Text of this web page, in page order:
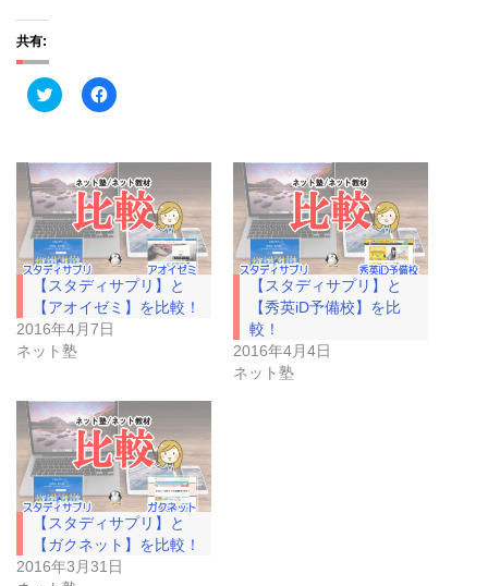
共有:
ク
リ
て
T
w
i
t
t
e
r
で
共
有
(
新
し
い
ン
ド
ウ
で
開
き
ま
す
)
F
a
o
o
k
で
共
有
す
る
に
は
ク
リ
ッ
だ
さ
い
(
新
し
い
ウ
ィ
ン
ド
ウ
で
【スタディサプリ】と
【アオイゼミ】を比較！
2016年4月7日
ネット塾
【スタディサプリ】と
【秀英iD予備校】を比
較！
2016年4月4日
ネット塾
【スタディサプリ】と
【ガクネット】を比較！
2016年3月31日